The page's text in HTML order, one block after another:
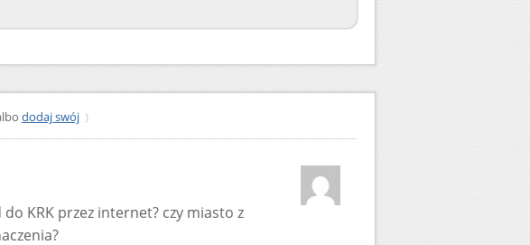
dodaj swój }
KRK przez internet? czy miasto z